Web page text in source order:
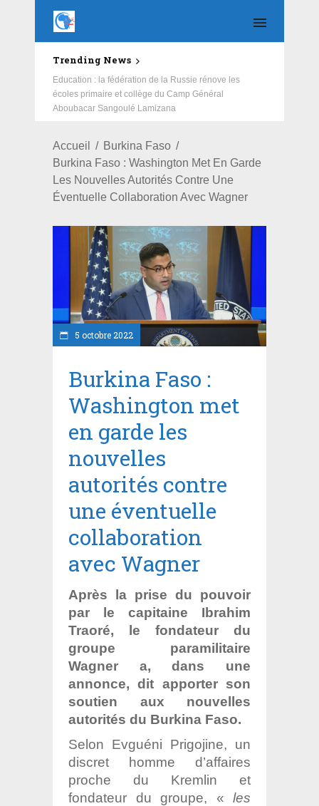
Trending News
Education : la fédération de la Russie rénove les
écoles primaire et collège du Camp Général
Aboubacar Sangoulé Lamizana
Accueil
Burkina Faso
Burkina Faso : Washington Met En Garde
Les Nouvelles Autorités Contre Une
Éventuelle Collaboration Avec Wagner
5 octobre 2022
Burkina Faso :
Washington met
en garde les
nouvelles
autorités contre
une éventuelle
collaboration
avec Wagner
Après la prise du pouvoir
par le capitaine Ibrahim
Traoré, le fondateur du
groupe paramilitaire
Wagner a, dans une
annonce, dit apporter son
soutien aux nouvelles
autorités du Burkina Faso.
Selon Evguéni Prigojine, un
discret homme d’affaires
proche du Kremlin et
fondateur du groupe, « les